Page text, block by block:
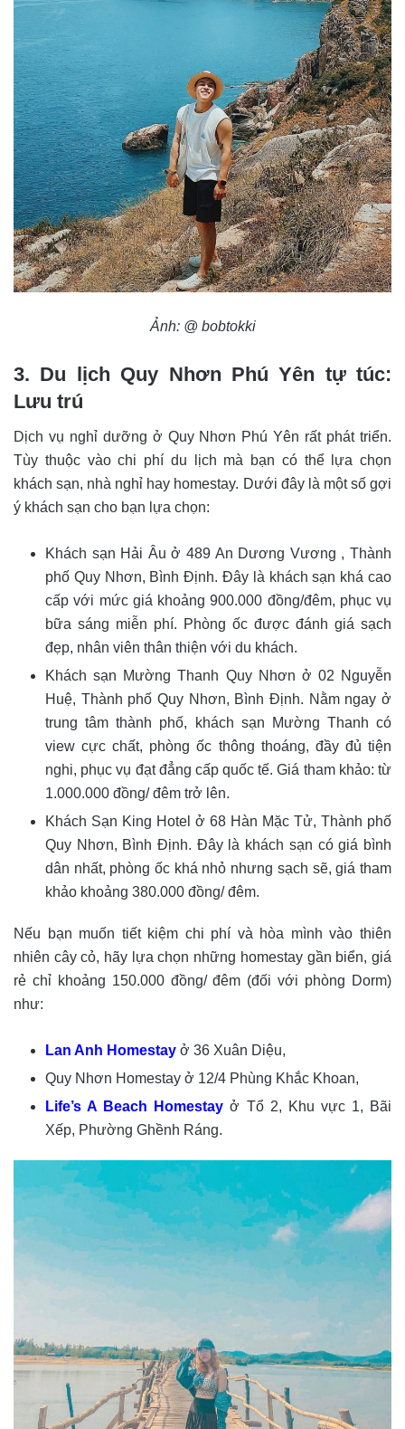
Ảnh: @ bobtokki
3. Du lịch Quy Nhơn Phú Yên tự túc:
Lưu trú
Dịch vụ nghỉ dưỡng ở Quy Nhơn Phú Yên rất phát triển.
Tùy thuộc vào chi phí du lịch mà bạn có thể lựa chọn
khách sạn, nhà nghỉ hay homestay. Dưới đây là một số gợi
ý khách sạn cho bạn lựa chọn:
Khách sạn Hải Âu ở 489 An Dương Vương , Thành
phố Quy Nhơn, Bình Định. Đây là khách sạn khá cao
cấp với mức giá khoảng 900.000 đồng/đêm, phục vụ
bữa sáng miễn phí. Phòng ốc được đánh giá sạch
đẹp, nhân viên thân thiện với du khách.
Khách sạn Mường Thanh Quy Nhơn ở 02 Nguyễn
Huệ, Thành phố Quy Nhơn, Bình Định. Nằm ngay ở
trung tâm thành phố, khách sạn Mường Thanh có
view cực chất, phòng ốc thông thoáng, đầy đủ tiện
nghi, phục vụ đạt đẳng cấp quốc tế. Giá tham khảo: từ
1.000.000 đồng/ đêm trở lên.
Khách Sạn King Hotel ở 68 Hàn Mặc Tử, Thành phố
Quy Nhơn, Bình Định. Đây là khách sạn có giá bình
dân nhất, phòng ốc khá nhỏ nhưng sạch sẽ, giá tham
khảo khoảng 380.000 đồng/ đêm.
Nếu bạn muốn tiết kiệm chi phí và hòa mình vào thiên
nhiên cây cỏ, hãy lựa chọn những homestay gần biển, giá
rẻ chỉ khoảng 150.000 đồng/ đêm (đối với phòng Dorm)
như:
Lan Anh Homestay ở 36 Xuân Diệu,
Quy Nhơn Homestay ở 12/4 Phùng Khắc Khoan,
Life’s A Beach Homestay ở Tổ 2, Khu vực 1, Bãi
Xếp, Phường Ghềnh Ráng.